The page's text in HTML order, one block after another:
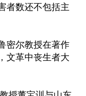
者数还不包括主
密尔教授在著作
文革中丧生者大